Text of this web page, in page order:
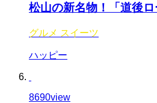
松山の新名物！「道後ロ
グルメ スイーツ
ハッピー
8690view